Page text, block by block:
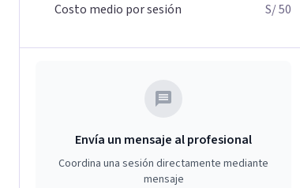
Costo medio por sesión
S/ 50
Envía un mensaje al profesional
Coordina una sesión directamente mediante
mensaje